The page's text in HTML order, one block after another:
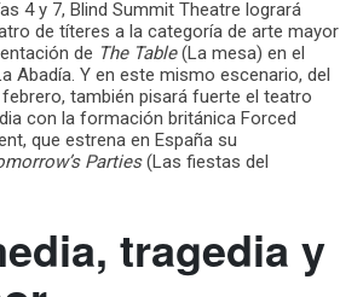
4 y 7, Blind Summit Theatre logrará
de títeres a la categoría de arte mayor
de The Table(La mesa) en el
Abadía. Y en este mismo escenario, del
febrero, también pisará fuerte el teatro
con la formación británica Forced
que estrena en España su
Parties(Las fiestas del
tragedia y